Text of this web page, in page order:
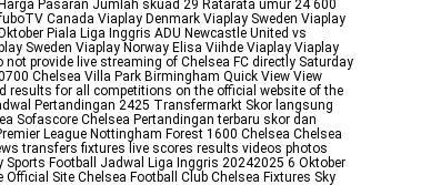
Pasaran Jumlah skuad 29 Ratarata umur 24 600
Canada Viaplay Denmark Viaplay Sweden Viaplay
Piala Liga Inggris ADU Newcastle United vs
Sweden Viaplay Norway Elisa Viihde Viaplay Viaplay
not provide live streaming of Chelsea FC directly Saturday
Chelsea Villa Park Birmingham Quick View View
results for all competitions on the official website of the
Pertandingan 2425 Transfermarkt Skor langsung
Sofascore Chelsea Pertandingan terbaru skor dan
League Nottingham Forest 1600 Chelsea Chelsea
transfers fixtures live scores results videos photos
Sports Football Jadwal Liga Inggris 20242025 6 Oktober
Site Chelsea Football Club Chelsea Fixtures Sky